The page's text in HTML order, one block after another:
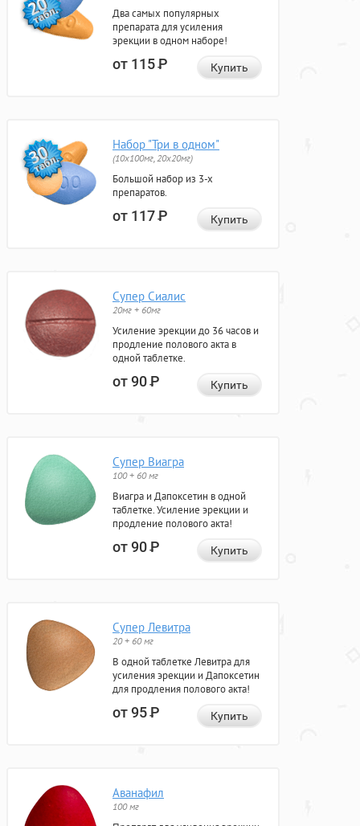
Два самых популярных
препарата для усиления
эрекции в одном наборе!
от 115Р Купить
Набор "Три в одном"
(10x100мг, 20x20мг)
Большой набор из 3-х
препаратов.
от 117Р Купить
Супер Сиалис
20мг + 60мг
Усиление эрекции до 36 часов и
продление полового акта в
одной таблетке.
от 90Р Купить
Супер Виагра
100 + 60 мг
Виагра и Дапоксетин в одной
таблетке. Усиление эрекции и
продление полового акта!
от 90Р Купить
Супер Левитра
20 + 60 мг
В одной таблетке Левитра для
усиления эрекции и Дапоксетин
для продления полового акта!
от 95Р Купить
Аванафил
100 мг